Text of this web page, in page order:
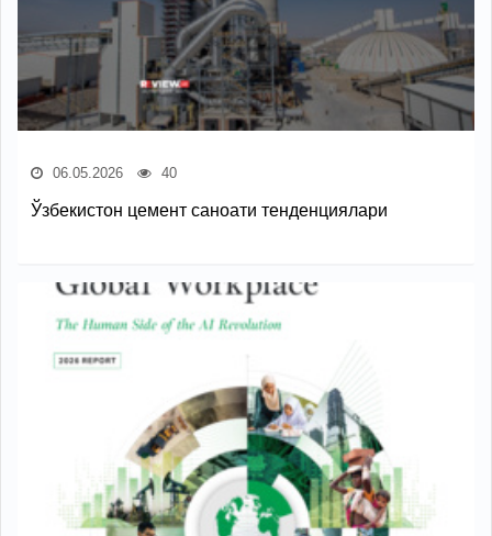
06.05.2026 40
Ўзбекистон цемент саноати тенденциялари